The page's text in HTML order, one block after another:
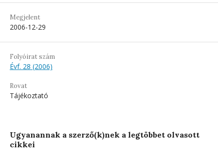
Megjelent
2006-12-29
Folyóirat szám
Évf. 28 (2006)
Rovat
Tájékoztató
Ugyanannak a szerző(k)nek a legtöbbet olvasott
cikkei